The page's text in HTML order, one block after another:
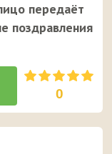
передаёт
поздравления
0